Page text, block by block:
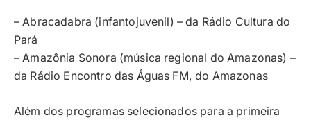
– Abracadabra (infantojuvenil) – da Rádio Cultura do
Pará
– Amazônia Sonora (música regional do Amazonas) –
da Rádio Encontro das Águas FM, do Amazonas
Além dos programas selecionados para a primeira